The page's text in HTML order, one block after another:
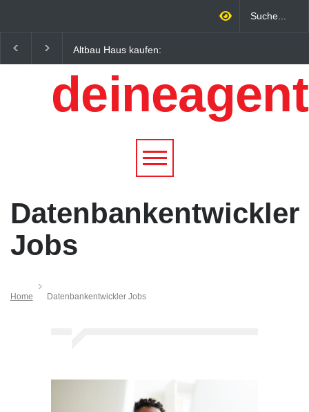
Altbau Haus kaufen:
Unterschiede zwischen
Süddeutschland und
Österreich einfach erklärt
Wirtschaftsfaktor: Wie
Qualitätstourismus
profitieren
Datenbankentwickler
Jobs
Home Datenbankentwickler Jobs